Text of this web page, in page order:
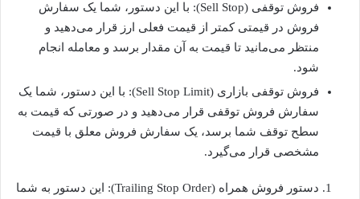
فروش توقفی (Sell Stop): با این دستور، شما یک سفارش
فروش در قیمتی کمتر از قیمت فعلی ارز قرار می‌دهید و
منتظر می‌مانید تا قیمت به آن مقدار برسد و معامله انجام
شود.
فروش توقفی بازاری (Sell Stop Limit): با این دستور، شما یک
سفارش فروش توقفی قرار می‌دهید و در صورتی که قیمت به
سطح توقف شما برسد، یک سفارش فروش معلق با قیمت
مشخصی قرار می‌گیرد.
دستور فروش همراه (Trailing Stop Order): این دستور به شما